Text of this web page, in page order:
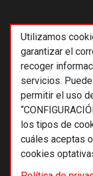
Utilizamos
garantizar el
recoger
servicios.
permitir el uso
los tipos de
cuáles aceptas
cookies
© 2026